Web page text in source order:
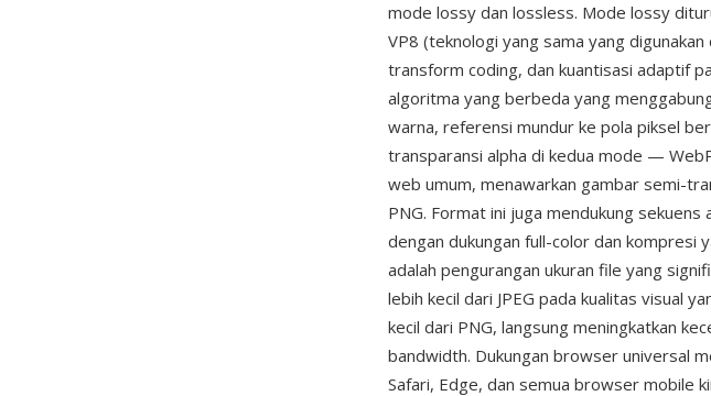
mode lossy dan lossless. Mode lossy
VP8 (teknologi yang sama yang
transform coding, dan kuantisasi adaptif
algoritma yang berbeda yang
warna, referensi mundur ke pola piksel
transparansi alpha di kedua mode —
web umum, menawarkan gambar semi-
PNG. Format ini juga mendukung
dengan dukungan full-color dan kompresi
adalah pengurangan ukuran file yang
lebih kecil dari JPEG pada kualitas visual
kecil dari PNG, langsung meningkatkan
bandwidth. Dukungan browser universal
Safari, Edge, dan semua browser mobile